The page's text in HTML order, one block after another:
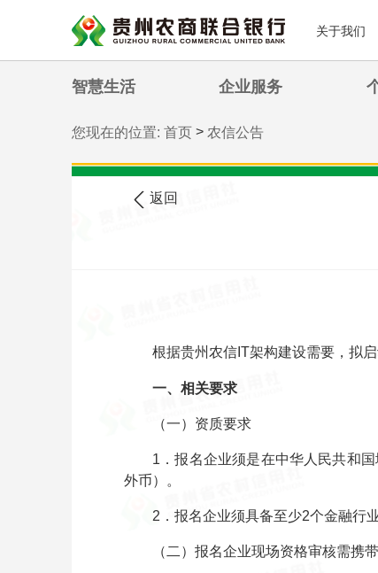
关于我们
智慧生活 企业服务
您现在的位置: 首页> 农信公告
返回
根据贵州农信IT架构建设需要，拟启
一、相关要求
（一）资质要求
1．报名企业须是在中华人民共和国
外币）。
2．报名企业须具备至少2个金融行业
（二）报名企业现场资格审核需携带